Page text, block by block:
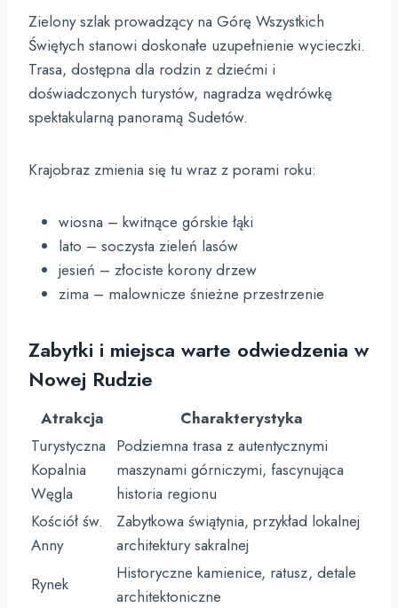
Zielony szlak prowadzący na Górę Wszystkich
Świętych stanowi doskonałe uzupełnienie wycieczki.
Trasa, dostępna dla rodzin z dziećmi i
doświadczonych turystów, nagradza wędrówkę
spektakularną panoramą Sudetów.
Krajobraz zmienia się tu wraz z porami roku:
wiosna – kwitnące górskie łąki
lato – soczysta zieleń lasów
jesień – złociste korony drzew
zima – malownicze śnieżne przestrzenie
Zabytki i miejsca warte odwiedzenia w
Nowej Rudzie
Atrakcja
Charakterystyka
Turystyczna
Kopalnia
Węgla
Podziemna trasa z autentycznymi
maszynami górniczymi, fascynująca
historia regionu
Kościół św.
Anny
Zabytkowa świątynia, przykład lokalnej
architektury sakralnej
Rynek
Historyczne kamienice, ratusz, detale
architektoniczne